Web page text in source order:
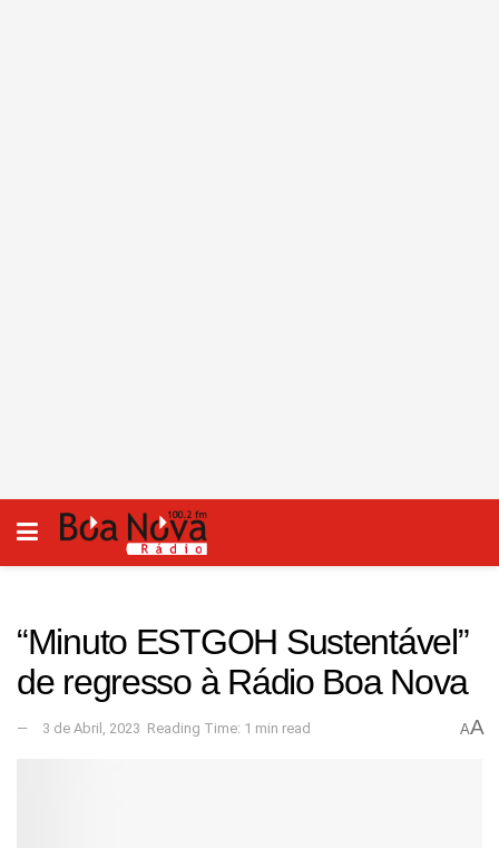
“Minuto ESTGOH Sustentável”
de regresso à Rádio Boa Nova
3 de Abril, 2023 Reading Time: 1 min read AA